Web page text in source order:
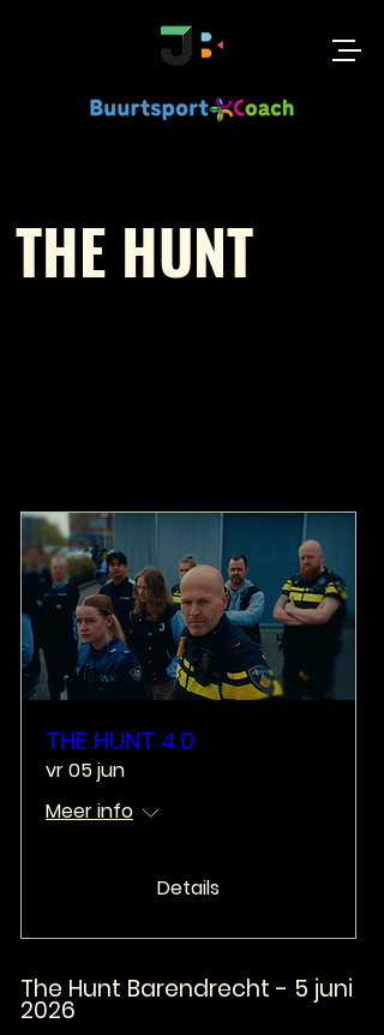
THE HUNT
THE HUNT 4.0
vr 05 jun
Meer info
Details
The Hunt Barendrecht - 5 juni
2026